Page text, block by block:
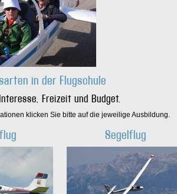
in der Flugschule
Freizeit und Budget.
klicken Sie bitte auf die jeweilige Ausbildung.
Segelflug